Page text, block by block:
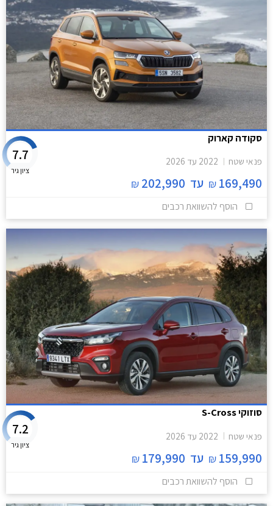
סקודה קארוק
פנאי שטח 2022 עד 2026
169,490
₪ עד 202,990
₪
7.7
ציון גיר
הוסף להשוואת רכבים
סוזוקי S-Cross
פנאי שטח 2022 עד 2026
159,990
₪ עד 179,990
₪
7.2
ציון גיר
הוסף להשוואת רכבים